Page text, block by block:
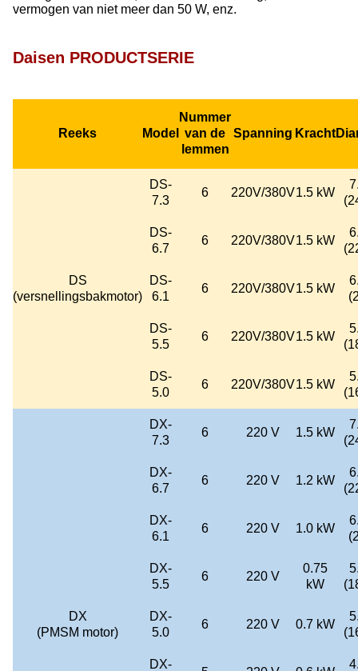
vermogen van niet meer dan 50 W, enz.
Daisen PRODUCTSERIE
Reeks Model
Nummer
van de
lemmen
Spanning Kracht
DS
(versnellingsbakmotor)
DS-
7.3
6 220V/380V1.5 kW
DS-
6.7
6 220V/380V1.5 kW
DS-
6.1
6 220V/380V1.5 kW
DS-
5.5
6 220V/380V1.5 kW
DS-
5.0
6 220V/380V1.5 kW
DX
(PMSM motor)
DX-
7.3
6 220 V 1.5 kW
DX-
6.7
6 220 V 1.2 kW
DX-
6.1
6 220 V 1.0 kW
DX-
5.5
6 220 V
0.75
kW
DX-
5.0
6 220 V 0.7 kW
DX-